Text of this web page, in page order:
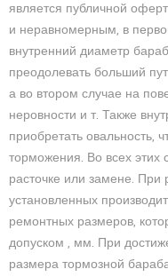
является публичной
и неравномерным, в
внутренний диаметр
преодолевать больший
а во втором случае на
неровности и т. Также
приобретать овальность,
торможения. Во всех этих
расточке или замене. При
установленных
ремонтных размеров,
допуском , мм. При
размера тормозной